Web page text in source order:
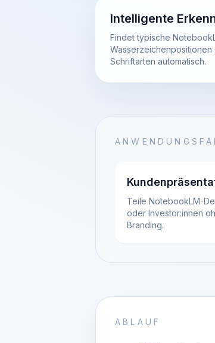
Intelligente
Findet typische
Wasserzeichenpositionen
Schriftarten automatisch.
Teile NotebookLM-
oder Investor:innen
Branding.
ABLAUF